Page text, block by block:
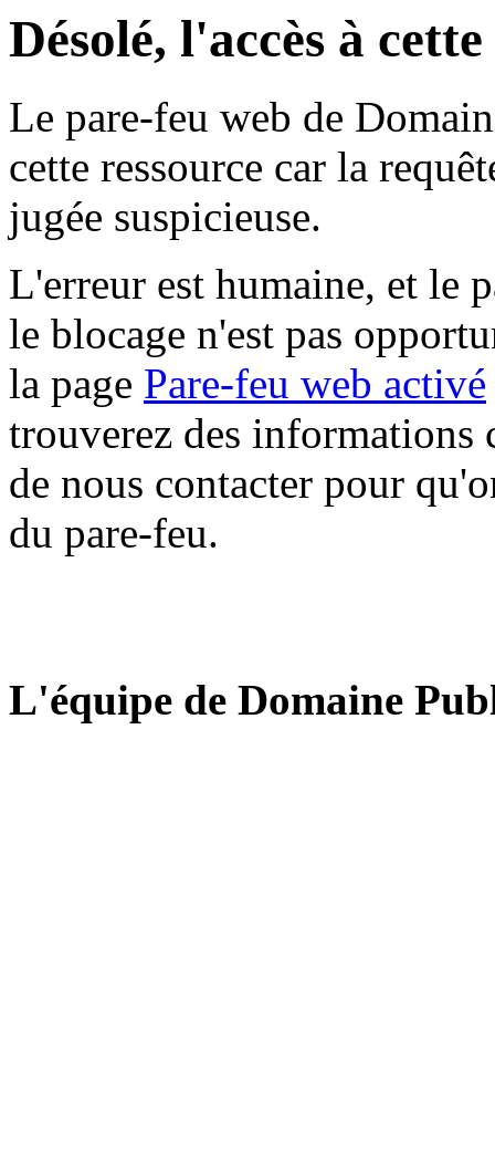
Désolé, l'accès à
Le pare-feu web de
cette ressource car la
jugée suspicieuse.
L'erreur est humaine, et le
le blocage n'est pas
la page Pare-feu web activé
trouverez des informations
de nous contacter pour
du pare-feu.
L'équipe de Domaine